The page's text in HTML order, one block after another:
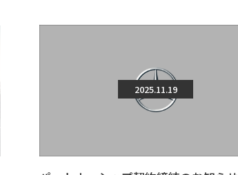
2025.11.19